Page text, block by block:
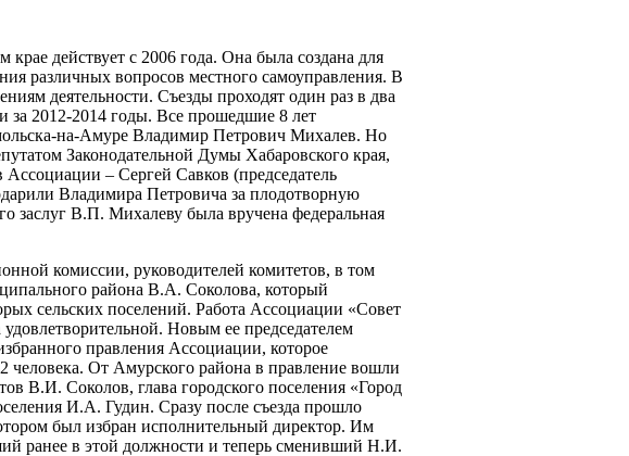
действует с 2006 года. Она была создана для
различных вопросов местного самоуправления. В
деятельности. Съезды проходят один раз в два
за 2012-2014 годы. Все прошедшие 8 лет
на-Амуре Владимир Петрович Михалев. Но
Законодательной Думы Хабаровского края,
Ассоциации – Сергей Савков (председатель
Владимира Петровича за плодотворную
заслуг В.П. Михалеву была вручена федеральная
комиссии, руководителей комитетов, в том
района В.А. Соколова, который
сельских поселений. Работа Ассоциации «Совет
Новым ее председателем
правления Ассоциации, которое
человека. От Амурского района в правление вошли
В.И. Соколов, глава городского поселения «Город
И.А. Гудин. Сразу после съезда прошло
был избран исполнительный директор. Им
ранее в этой должности и теперь сменивший Н.И.